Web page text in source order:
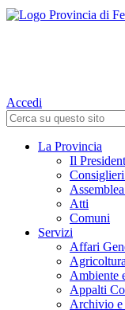
Accedi
La Provincia
Il
Atti
Comuni
Servizi
Affari
Agricoltura
Ambiente
Appalti
Archivio